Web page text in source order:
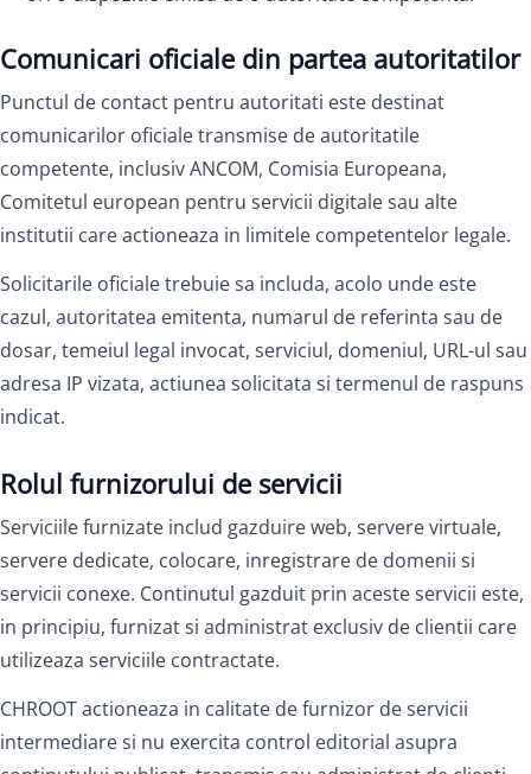
Comunicari oficiale din partea autoritatilor
Punctul de contact pentru autoritati este destinat
comunicarilor oficiale transmise de autoritatile
competente, inclusiv ANCOM, Comisia Europeana,
Comitetul european pentru servicii digitale sau alte
institutii care actioneaza in limitele competentelor legale.
Solicitarile oficiale trebuie sa includa, acolo unde este
cazul, autoritatea emitenta, numarul de referinta sau de
dosar, temeiul legal invocat, serviciul, domeniul, URL-ul sau
adresa IP vizata, actiunea solicitata si termenul de raspuns
indicat.
Rolul furnizorului de servicii
Serviciile furnizate includ gazduire web, servere virtuale,
servere dedicate, colocare, inregistrare de domenii si
servicii conexe. Continutul gazduit prin aceste servicii este,
in principiu, furnizat si administrat exclusiv de clientii care
utilizeaza serviciile contractate.
CHROOT actioneaza in calitate de furnizor de servicii
intermediare si nu exercita control editorial asupra